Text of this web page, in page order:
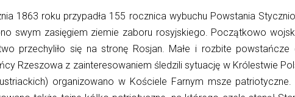
1863 roku przypadła 155 rocznica wybuchu Powstania
swym zasięgiem ziemie zaboru rosyjskiego. Początkowo
przechyliło się na stronę Rosjan. Małe i rozbite
Rzeszowa z zainteresowaniem śledzili sytuację w Królestwie
organizowano w Kościele Farnym msze